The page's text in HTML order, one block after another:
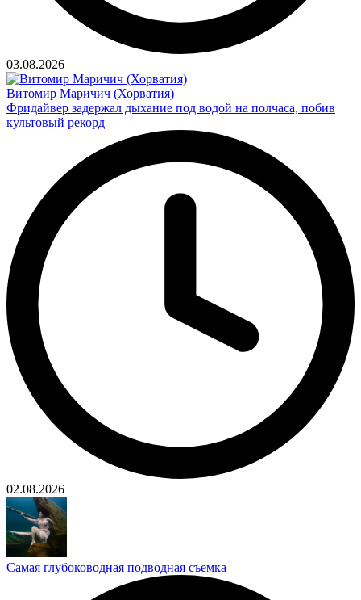
03.08.2026
Витомир Маричич (Хорватия)
Фридайвер задержал дыхание под водой на полчаса, побив
культовый рекорд
02.08.2026
Самая глубоководная подводная съемка